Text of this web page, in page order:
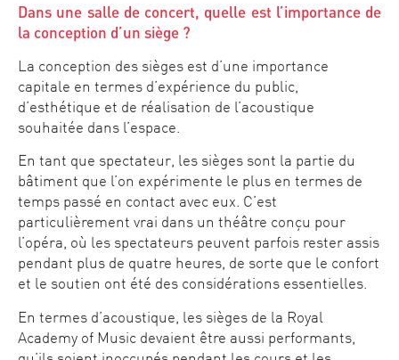
Dans une salle de concert, quelle est l’importance de
la conception d’un siège ?
La conception des sièges est d’une importance
capitale en termes d’expérience du public,
d’esthétique et de réalisation de l’acoustique
souhaitée dans l’espace.
En tant que spectateur, les sièges sont la partie du
bâtiment que l’on expérimente le plus en termes de
temps passé en contact avec eux. C’est
particulièrement vrai dans un théâtre conçu pour
l’opéra, où les spectateurs peuvent parfois rester assis
pendant plus de quatre heures, de sorte que le confort
et le soutien ont été des considérations essentielles.
En termes d’acoustique, les sièges de la Royal
Academy of Music devaient être aussi performants,